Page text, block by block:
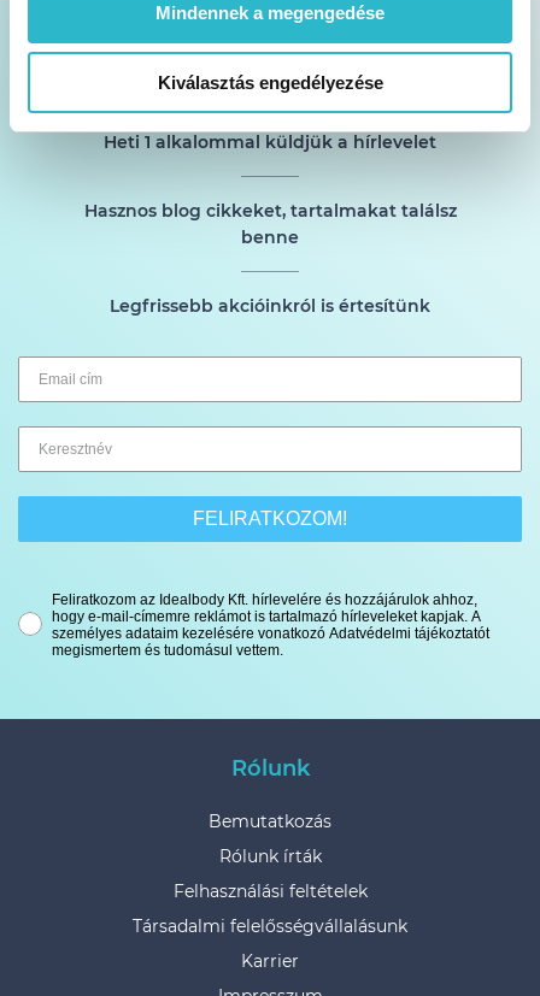
Mindennek a megengedése
Kiválasztás engedélyezése
Akciók és tippek a postafiókodban
Heti 1 alkalommal küldjük a hírlevelet
Hasznos blog cikkeket, tartalmakat találsz
benne
Legfrissebb akcióinkról is értesítünk
FELIRATKOZOM!
Feliratkozom az Idealbody Kft. hírlevelére és hozzájárulok ahhoz,
hogy e-mail-címemre reklámot is tartalmazó hírleveleket kapjak. A
személyes adataim kezelésére vonatkozó Adatvédelmi tájékoztatót
megismertem és tudomásul vettem.
Rólunk
Bemutatkozás
Rólunk írták
Felhasználási feltételek
Társadalmi felelősségvállalásunk
Karrier